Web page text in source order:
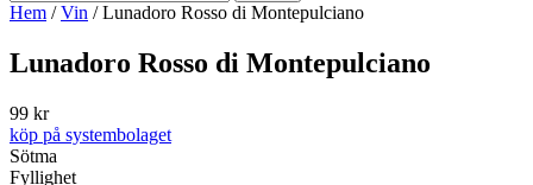
Hem /Vin /Lunadoro Rosso di Montepulciano
Lunadoro Rosso di Montepulciano
99 kr
köp på systembolaget
Sötma
Fyllighet